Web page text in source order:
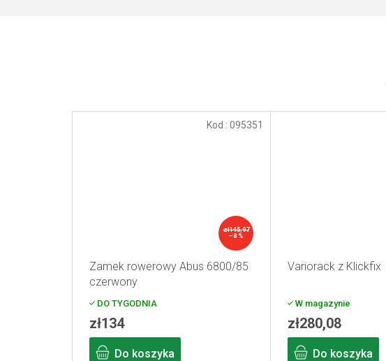
zł145,97
–8 %
Zamek rowerowy Abus 6800/85
czerwony
DO TYGODNIA
zł134
Do koszyka
Kod : 095351
Variorack z Klickfix
W magazynie
zł280,08
Do koszyka